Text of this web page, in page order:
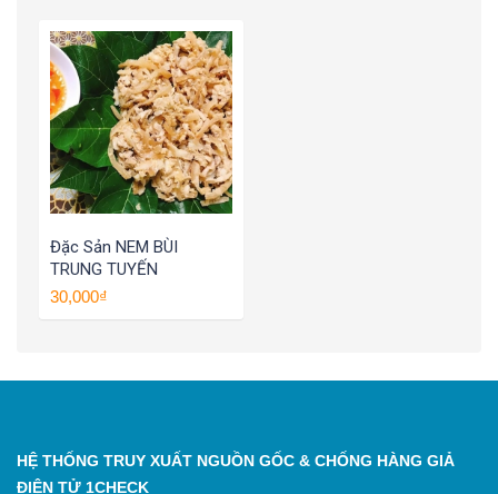
Đặc Sản NEM BÙI
TRUNG TUYẾN
30,000₫
HỆ THỐNG TRUY XUẤT NGUỒN GỐC & CHỐNG HÀNG GIẢ
ĐIỆN TỬ 1CHECK